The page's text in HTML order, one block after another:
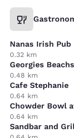
Nanas Irish Pub
0.32 km
Georgies
0.48 km
Cafe Stephanie
0.64 km
Chowder Bowl
0.64 km
Sandbar and